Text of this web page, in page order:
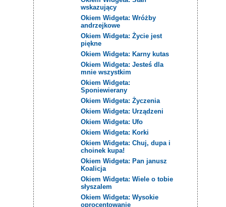
wskazujący
Okiem Widgeta: Wróżby
andrzejkowe
Okiem Widgeta: Życie jest
piękne
Okiem Widgeta: Karny kutas
Okiem Widgeta: Jesteś dla
mnie wszystkim
Okiem Widgeta:
Sponiewierany
Okiem Widgeta: Życzenia
Okiem Widgeta: Urządzeni
Okiem Widgeta: Ufo
Okiem Widgeta: Korki
Okiem Widgeta: Chuj, dupa i
choinek kupa!
Okiem Widgeta: Pan janusz
Koalicja
Okiem Widgeta: Wiele o tobie
słyszalem
Okiem Widgeta: Wysokie
oprocentowanie